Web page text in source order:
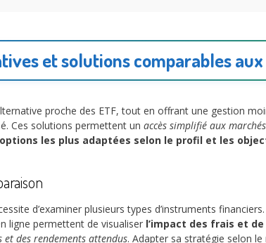
et solutions comparables
proche des ETF, tout en offrant une gestion
Ces solutions permettent un accès simplifié aux
les plus adaptées selon le profil et les
d’examiner plusieurs types d’instruments financiers.
ligne permettent de visualiser l’impact des frais et
des rendements attendus. Adapter sa stratégie selon